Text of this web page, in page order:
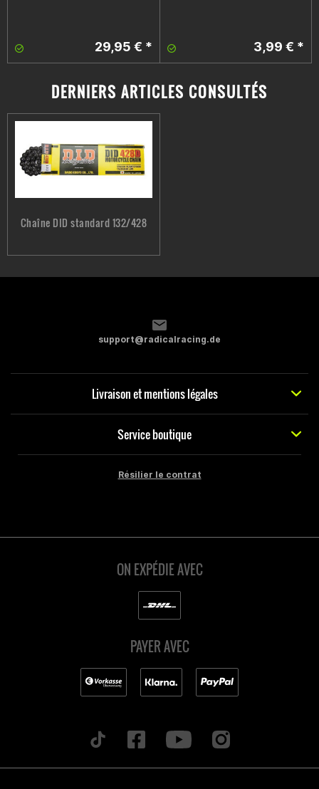
29,95 € * 3,99 € *
DERNIERS ARTICLES CONSULTÉS
Chaîne DID standard 132/428
support@radicalracing.de
Livraison et mentions légales
Service boutique
Résilier le contrat
ON EXPÉDIE AVEC
PAYER AVEC